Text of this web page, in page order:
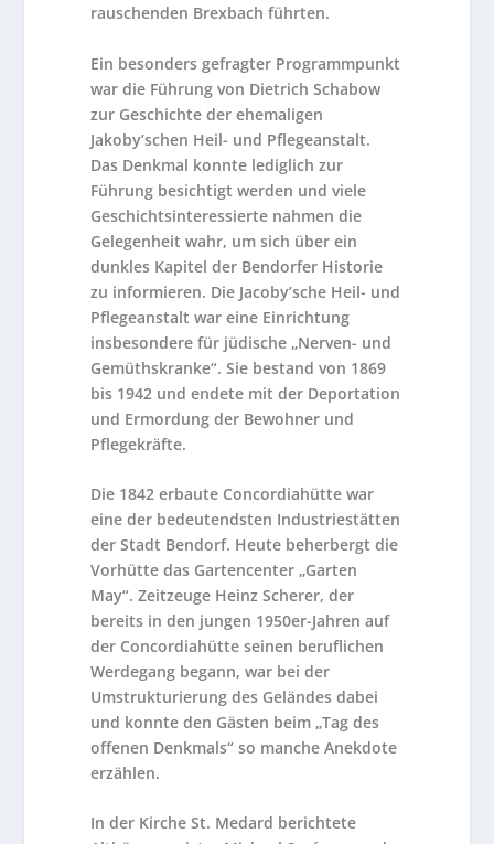
rauschenden Brexbach führten.
Ein besonders gefragter Programmpunkt
war die Führung von Dietrich Schabow
zur Geschichte der ehemaligen
Jakoby’schen Heil- und Pflegeanstalt.
Das Denkmal konnte lediglich zur
Führung besichtigt werden und viele
Geschichtsinteressierte nahmen die
Gelegenheit wahr, um sich über ein
dunkles Kapitel der Bendorfer Historie
zu informieren. Die Jacoby’sche Heil- und
Pflegeanstalt war eine Einrichtung
insbesondere für jüdische „Nerven- und
Gemüthskranke“. Sie bestand von 1869
bis 1942 und endete mit der Deportation
und Ermordung der Bewohner und
Pflegekräfte.
Die 1842 erbaute Concordiahütte war
eine der bedeutendsten Industriestätten
der Stadt Bendorf. Heute beherbergt die
Vorhütte das Gartencenter „Garten
May“. Zeitzeuge Heinz Scherer, der
bereits in den jungen 1950er-Jahren auf
der Concordiahütte seinen beruflichen
Werdegang begann, war bei der
Umstrukturierung des Geländes dabei
und konnte den Gästen beim „Tag des
offenen Denkmals“ so manche Anekdote
erzählen.
In der Kirche St. Medard berichtete